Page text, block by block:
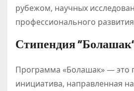
рубежом, научных
профессионального
Стипендия
Программа «Болашак» — это
инициатива, направленная